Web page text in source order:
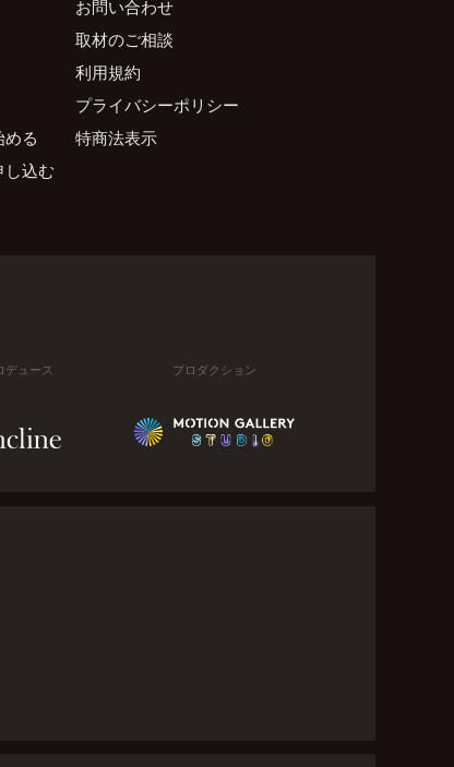
る
込む
お問い合わせ
取材のご相談
利用規約
プライバシーポリシー
特商法表示
デュース プロダクション